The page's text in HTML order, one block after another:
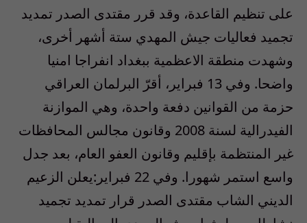
على تنظيم القاعدة، وقد قرر مقتدى الصدر تمديد
تجميد فعاليات جيش المهدي ستة أشهر أخرى،
وشهدت منطقة الاعظمية ببغداد انفراجا امنيا
واضحا. وفي 13 فبراير، أقرّ البرلمان العراقي
حزمة من القوانين دفعة واحدة، وهي الموازنة
الفيدرالية لسنة 2008 وقانون مجالس المحافظات
غير المنتظمة بإقليم وقانون العفو العام، بعد جدل
واسع استمر شهورا. وفي 22 فبراير:يعلن الزعيم
الديني الشاب مقتدى الصدر قرار تمديد تجميد